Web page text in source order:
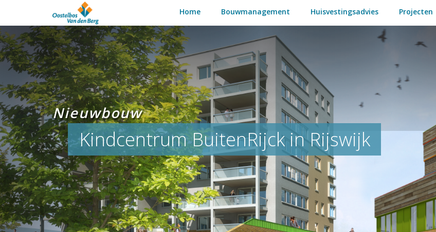
Home Bouwmanagement Huisvestingsadvies Projecten
Nieuwbouw
Kindcentrum BuitenRijck in Rijswijk